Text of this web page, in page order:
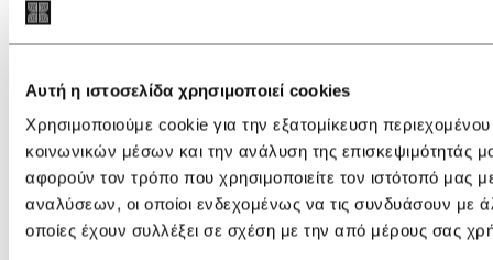
Αυτή η ιστοσελίδα χρησιμοποιεί cookies
Χρησιμοποιούμε cookie για την εξατομίκευση
κοινωνικών μέσων και την ανάλυση της επισκεψιμότητάς
αφορούν τον τρόπο που χρησιμοποιείτε τον ιστότοπό μας
αναλύσεων, οι οποίοι ενδεχομένως να τις συνδυάσουν με
οποίες έχουν συλλέξει σε σχέση με την από μέρους σας